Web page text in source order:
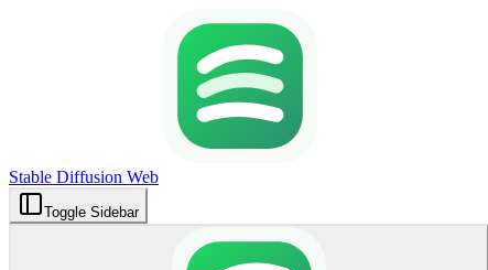
Stable Diffusion Web
Toggle Sidebar